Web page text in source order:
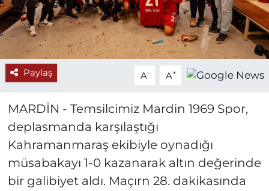
Paylaş A- A+
MARDİN - Temsilcimiz Mardin 1969 Spor,
deplasmanda karşılaştığı
Kahramanmaraş ekibiyle oynadığı
müsabakayı 1-0 kazanarak altın değerinde
bir galibiyet aldı. Maçırn 28. dakikasında